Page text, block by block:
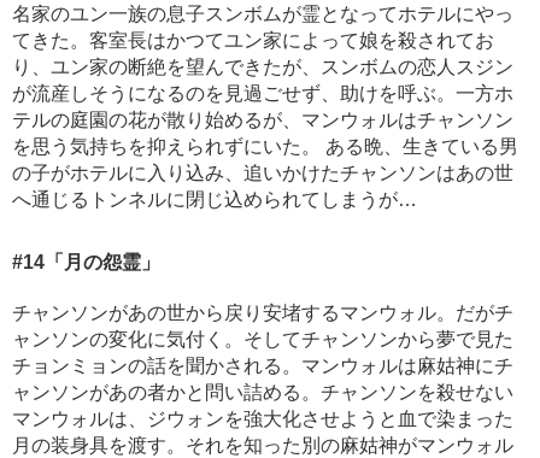
名家のユン一族の息子スンボムが霊となってホテルにやっ
てきた。客室長はかつてユン家によって娘を殺されてお
り、ユン家の断絶を望んできたが、スンボムの恋人スジン
が流産しそうになるのを見過ごせず、助けを呼ぶ。一方ホ
テルの庭園の花が散り始めるが、マンウォルはチャンソン
を思う気持ちを抑えられずにいた。 ある晩、生きている男
の子がホテルに入り込み、追いかけたチャンソンはあの世
へ通じるトンネルに閉じ込められてしまうが…
#14 「月の怨霊」
チャンソンがあの世から戻り安堵するマンウォル。だがチ
ャンソンの変化に気付く。そしてチャンソンから夢で見た
チョンミョンの話を聞かされる。マンウォルは麻姑神にチ
ャンソンがあの者かと問い詰める。チャンソンを殺せない
マンウォルは、ジウォンを強大化させようと血で染まった
月の装身具を渡す。それを知った別の麻姑神がマンウォル